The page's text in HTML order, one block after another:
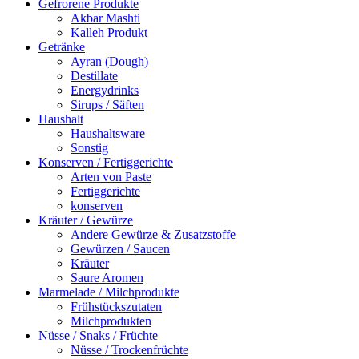
Gefrorene Produkte
Akbar Mashti
Kalleh Produkt
Getränke
Ayran (Dough)
Destillate
Energydrinks
Sirups / Säften
Haushalt
Haushaltsware
Sonstig
Konserven / Fertiggerichte
Arten von Paste
Fertiggerichte
konserven
Kräuter / Gewürze
Andere Gewürze & Zusatzstoffe
Gewürzen / Saucen
Kräuter
Saure Aromen
Marmelade / Milchprodukte
Frühstückszutaten
Milchprodukten
Nüsse / Snaks / Früchte
Nüsse / Trockenfrüchte